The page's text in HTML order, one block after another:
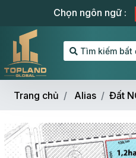
Chọn ngôn ngữ :
Tìm kiếm bất
Trang chủ Alias Đất